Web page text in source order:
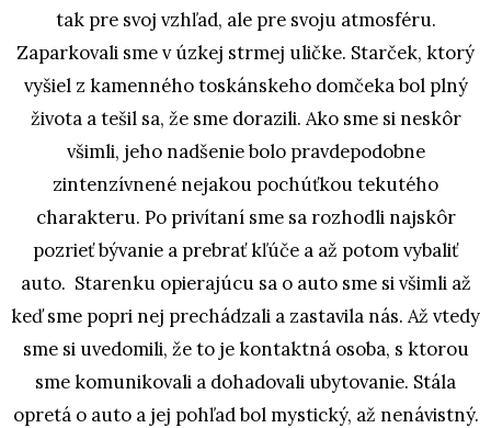
tak pre svoj vzhľad, ale pre svoju atmosféru.
Zaparkovali sme v úzkej strmej uličke. Starček, ktorý
vyšiel z kamenného toskánskeho domčeka bol plný
života a tešil sa, že sme dorazili. Ako sme si neskôr
všimli, jeho nadšenie bolo pravdepodobne
zintenzívnené nejakou pochúťkou tekutého
charakteru. Po privítaní sme sa rozhodli najskôr
pozrieť bývanie a prebrať kľúče a až potom vybaliť
auto. Starenku opierajúcu sa o auto sme si všimli až
keď sme popri nej prechádzali a zastavila nás. Až vtedy
sme si uvedomili, že to je kontaktná osoba, s ktorou
sme komunikovali a dohadovali ubytovanie. Stála
opretá o auto a jej pohľad bol mystický, až nenávistný.